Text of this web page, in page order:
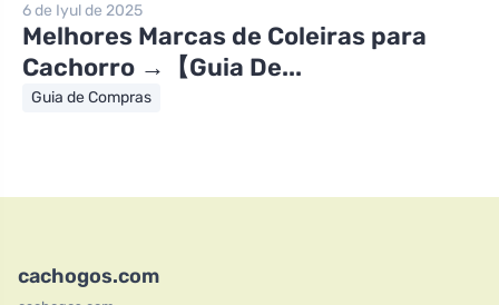
6 de Iyul de 2025
Melhores Marcas de Coleiras para
Cachorro →【Guia De...
Guia de Compras
cachogos.com